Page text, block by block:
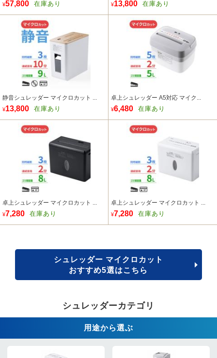
¥57,800 在庫あり ¥13,800 在庫あり
静音シュレッダー マイクロカット ...
¥13,800 在庫あり
卓上シュレッダー A5対応 マイク...
¥6,480 在庫あり
卓上シュレッダー マイクロカット ...
¥7,280 在庫あり
卓上シュレッダー マイクロカット ...
¥7,280 在庫あり
シュレッダー マイクロカット
おすすめ5選はこちら
シュレッダーカテゴリ
用途から選ぶ